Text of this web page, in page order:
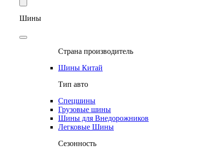
Шины
Страна производитель
Шины Китай
Тип авто
Спецшины
Грузовые шины
Шины для Внедорожников
Легковые Шины
Сезонность